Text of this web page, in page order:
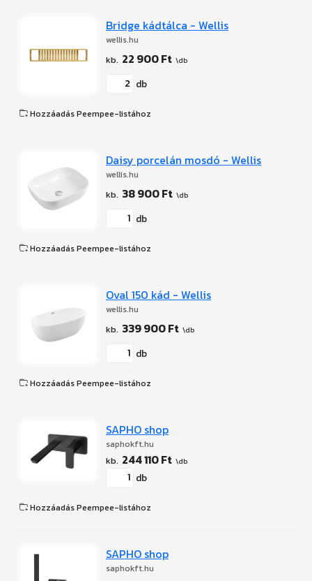
Bridge kádtálca - Wellis
wellis.hu
22 900 Ft
db
Hozzáadás Peempee-listához
Daisy porcelán mosdó - Wellis
wellis.hu
38 900 Ft
db
Hozzáadás Peempee-listához
Oval 150 kád - Wellis
wellis.hu
339 900 Ft
db
Hozzáadás Peempee-listához
SAPHO shop
saphokft.hu
244 110 Ft
db
Hozzáadás Peempee-listához
SAPHO shop
saphokft.hu